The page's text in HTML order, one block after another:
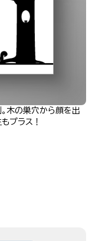
木の巣穴から顔を出
プラス！